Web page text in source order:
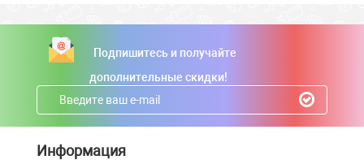
Подпишитесь и получайте
дополнительные скидки!
Информация